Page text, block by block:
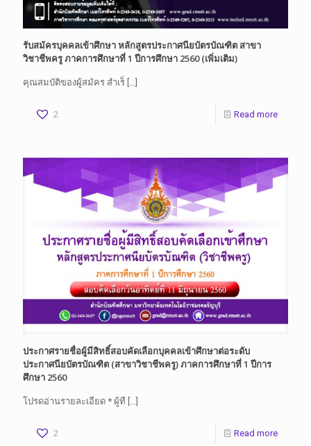
รับสมัครบุคคลเข้าศึกษา หลักสูตรประกาศนียบัตรบัณฑิต สาขา
วิชาชีพครู ภาคการศึกษาที่ 1 ปีการศึกษา 2560 (เพิ่มเติม)
คุณสมบัติของผู้สมัคร สำเร็
2 Read more
ประกาศรายชื่อผู้มีสิทธิ์สอบคัดเลือกบุคคลเข้าศึกษาต่อระดับ
ประกาศนียบัตรบัณฑิต (สาขาวิชาชีพครู) ภาคการศึกษาที่ 1 ปีการ
ศึกษา 2560
โปรดอ่านรายละเอียด * ผู้ที
2 Read more